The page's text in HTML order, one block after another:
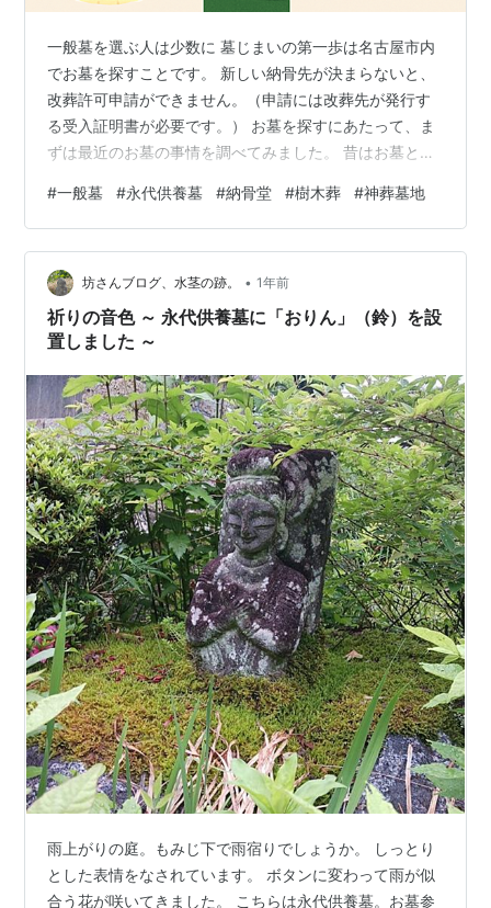
一般墓を選ぶ人は少数に 墓じまいの第一歩は名古屋市内
でお墓を探すことです。 新しい納骨先が決まらないと、
改葬許可申請ができません。（申請には改葬先が発行す
る受入証明書が必要です。） お墓を探すにあたって、ま
ずは最近のお墓の事情を調べてみました。 昔はお墓とい
半なようです。 最近の調査では一般墓を選ぶのは17％程
度のようで、大半の人が永代供養墓を選んでいます。
「子どもに負担をかけたくない」「自分で供養の形を選
びたい」という理由から、永代供養墓の選択が増加して
いるようです。 ちなみに一般墓と永代供養墓の違いがこ
ちらです。（Copilotによる） …
#一般墓 #永代供養墓 #納骨堂 #樹木葬 #神葬墓地
坊さんブログ、水茎の跡。 • 1年前
祈りの音色 ～ 永代供養墓に「おりん」（鈴）を設
置しました ～
雨上がりの庭。もみじ下で雨宿りでしょうか。 しっとり
とした表情をなされています。 ボタンに変わって雨が似
合う花が咲いてきました。 こちらは永代供養墓。お墓参